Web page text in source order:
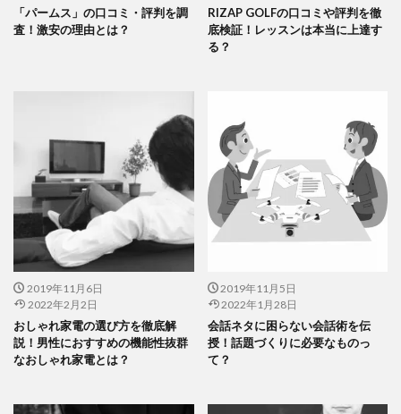
「パームス」の口コミ・評判を調
査！激安の理由とは？
RIZAP GOLFの口コミや評判を徹
底検証！レッスンは本当に上達す
る？
2019年11月6日
2022年2月2日
おしゃれ家電の選び方を徹底解
説！男性におすすめの機能性抜群
なおしゃれ家電とは？
2019年11月5日
2022年1月28日
会話ネタに困らない会話術を伝
授！話題づくりに必要なものっ
て？